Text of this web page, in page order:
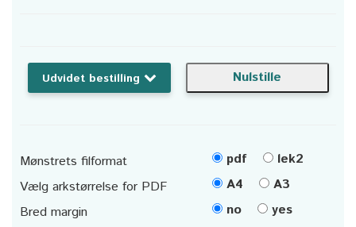
Udvidet bestilling
Mønstrets filformat pdf
lek2
Vælg arkstørrelse for PDF
A4
A3
Bred margin
no
yes